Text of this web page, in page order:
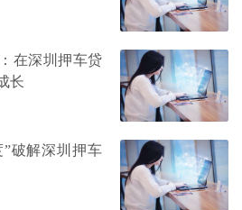
在深圳押车贷
长
破解深圳押车